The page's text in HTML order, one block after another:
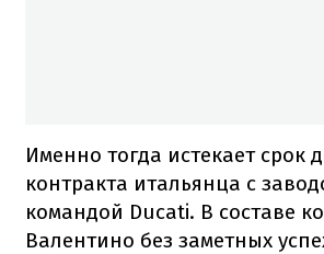
Именно тогда истекает срок
контракта итальянца с
командой Ducati. В составе
Валентино без заметных